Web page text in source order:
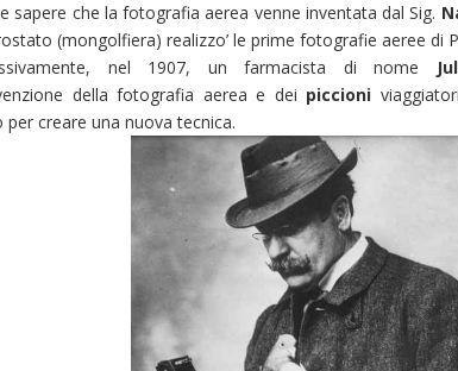
sapere che la fotografia aerea venne inventata dal Sig.
(mongolfiera) realizzo’ le prime fotografie aeree di
nel 1907, un farmacista di nome
della fotografia aerea e dei piccioni
per creare una nuova tecnica.